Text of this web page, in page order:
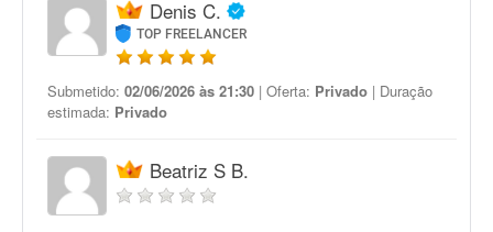
Denis C.
TOP FREELANCER
Submetido: 02/06/2026 às 21:30 | Oferta: Privado | Duração
estimada: Privado
Beatriz S B.